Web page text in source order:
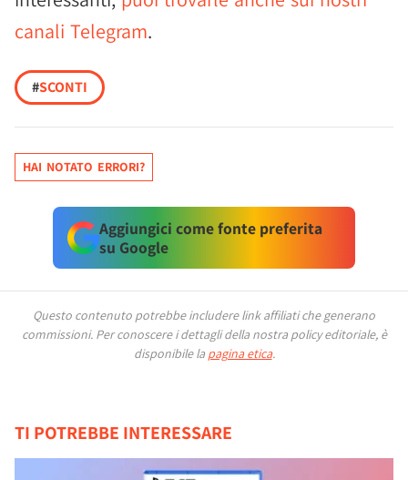
canali Telegram.
#SCONTI
HAI NOTATO ERRORI?
Aggiungici come fonte preferita
su Google
Questo contenuto potrebbe includere link affiliati che generano
commissioni. Per conoscere i dettagli della nostra policy editoriale, è
disponibile la pagina etica.
TI POTREBBE INTERESSARE